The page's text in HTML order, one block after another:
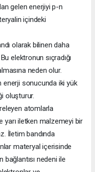
gelen enerjiyi p-n
içindeki
olarak bilinen daha
elektronun sıçradığı
neden olur.
enerji sonucunda iki yük
oluşturur.
atomlarla
yarı iletken malzemeyi bir
İletim bandında
materyal içerisinde
nedeni ile